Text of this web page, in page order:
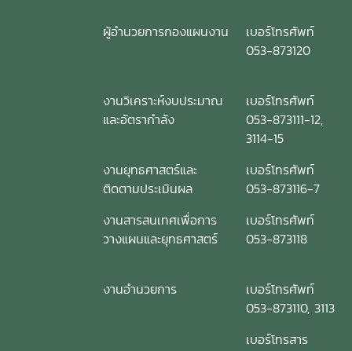
ผู้อำนวยการกองแผนงาน
เบอร์โทรศัพท์
053-873120
งานวิเคราะห์งบประมาณ
และอัตรากำลัง
เบอร์โทรศัพท์
053-873111-12,
3114-15
งานยุทธศาสตร์และ
ติดตามประเมินผล
เบอร์โทรศัพท์
053-873116-7
งานสารสนเทศเพื่อการ
วางแผนและยุทธศาสตร์
เบอร์โทรศัพท์
053-873118
งานอำนวยการ
เบอร์โทรศัพท์
053-873110, 3113
เบอร์โทรสาร